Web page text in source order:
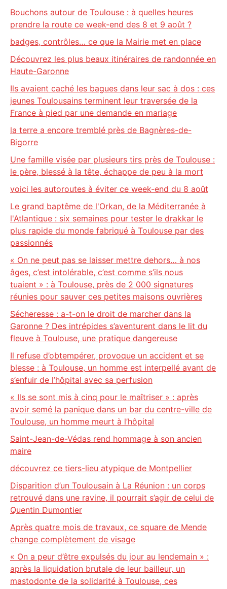
Bouchons autour de Toulouse : à quelles heures
prendre la route ce week-end des 8 et 9 août ?
badges, contrôles… ce que la Mairie met en place
Découvrez les plus beaux itinéraires de randonnée en
Haute-Garonne
Ils avaient caché les bagues dans leur sac à dos : ces
jeunes Toulousains terminent leur traversée de la
France à pied par une demande en mariage
la terre a encore tremblé près de Bagnères-de-
Bigorre
Une famille visée par plusieurs tirs près de Toulouse :
le père, blessé à la tête, échappe de peu à la mort
voici les autoroutes à éviter ce week-end du 8 août
Le grand baptême de l'Orkan, de la Méditerranée à
l'Atlantique : six semaines pour tester le drakkar le
plus rapide du monde fabriqué à Toulouse par des
passionnés
« On ne peut pas se laisser mettre dehors… à nos
âges, c’est intolérable, c’est comme s’ils nous
tuaient » : à Toulouse, près de 2 000 signatures
réunies pour sauver ces petites maisons ouvrières
Sécheresse : a-t-on le droit de marcher dans la
Garonne ? Des intrépides s’aventurent dans le lit du
fleuve à Toulouse, une pratique dangereuse
Il refuse d’obtempérer, provoque un accident et se
blesse : à Toulouse, un homme est interpellé avant de
s’enfuir de l’hôpital avec sa perfusion
« Ils se sont mis à cinq pour le maîtriser » : après
avoir semé la panique dans un bar du centre-ville de
Toulouse, un homme meurt à l’hôpital
Saint-Jean-de-Védas rend hommage à son ancien
maire
découvrez ce tiers-lieu atypique de Montpellier
Disparition d’un Toulousain à La Réunion : un corps
retrouvé dans une ravine, il pourrait s’agir de celui de
Quentin Dumontier
Après quatre mois de travaux, ce square de Mende
change complètement de visage
« On a peur d’être expulsés du jour au lendemain » :
après la liquidation brutale de leur bailleur, un
mastodonte de la solidarité à Toulouse, ces